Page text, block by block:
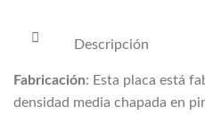
Descripción
Fabricación: Esta placa está
densidad media chapada en